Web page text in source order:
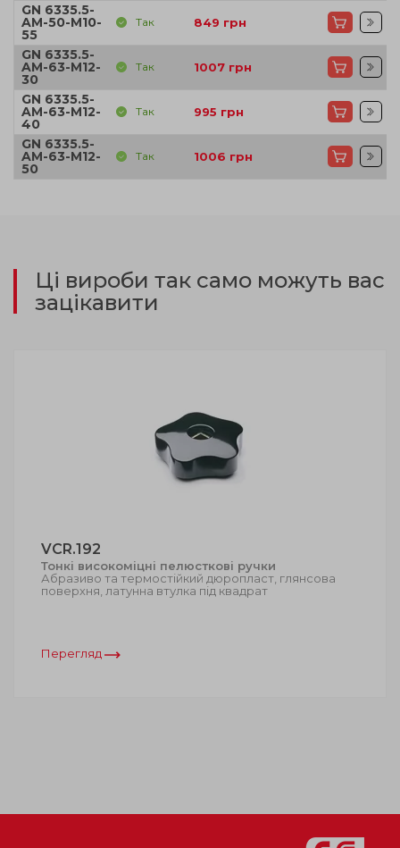
GN 6335.5-
AM-50-M10-
55
Так 849 грн
GN 6335.5-
AM-63-M12-
30
Так 1007 грн
GN 6335.5-
AM-63-M12-
40
Так 995 грн
GN 6335.5-
AM-63-M12-
50
Так 1006 грн
Ці вироби так само можуть вас
зацікавити
VCR.192
Тонкі високоміцні пелюсткові ручки
Абразиво та термостійкий дюропласт, глянсова
поверхня, латунна втулка під квадрат
Перегляд